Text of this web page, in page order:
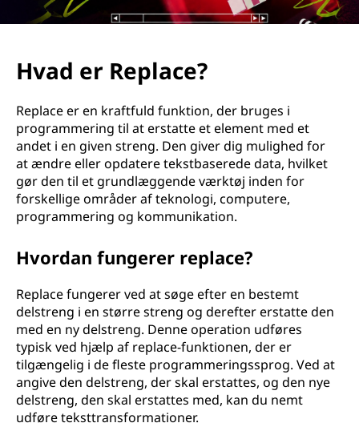
Hvad er Replace?
Replace er en kraftfuld funktion, der bruges i
programmering til at erstatte et element med et
andet i en given streng. Den giver dig mulighed for
at ændre eller opdatere tekstbaserede data, hvilket
gør den til et grundlæggende værktøj inden for
forskellige områder af teknologi, computere,
programmering og kommunikation.
Hvordan fungerer replace?
Replace fungerer ved at søge efter en bestemt
delstreng i en større streng og derefter erstatte den
med en ny delstreng. Denne operation udføres
typisk ved hjælp af replace-funktionen, der er
tilgængelig i de fleste programmeringssprog. Ved at
angive den delstreng, der skal erstattes, og den nye
delstreng, den skal erstattes med, kan du nemt
udføre teksttransformationer.